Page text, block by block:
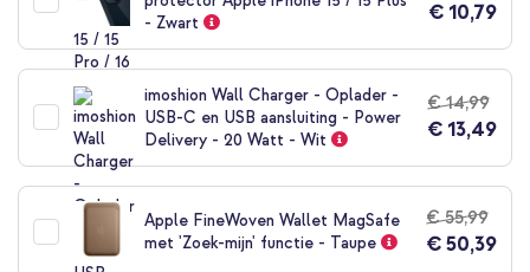
- Zwart
€ 10,79
imoshion Wall Charger - Oplader -
USB-C en USB aansluiting - Power
Delivery - 20 Watt - Wit
€ 14,99
€ 13,49
Apple FineWoven Wallet MagSafe
met 'Zoek-mijn' functie - Taupe
€ 55,99
€ 50,39